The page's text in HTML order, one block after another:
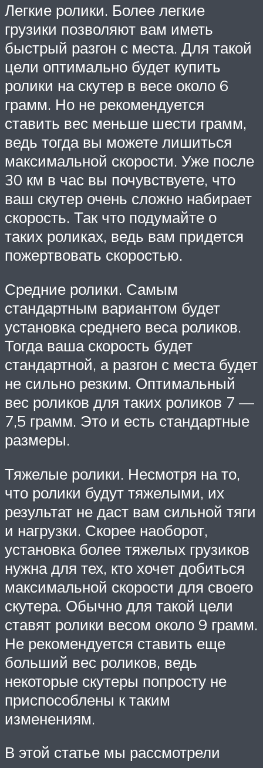
Легкие ролики. Более легкие
грузики позволяют вам иметь
быстрый разгон с места. Для такой
цели оптимально будет купить
ролики на скутер в весе около 6
грамм. Но не рекомендуется
ставить вес меньше шести грамм,
ведь тогда вы можете лишиться
максимальной скорости. Уже после
30 км в час вы почувствуете, что
ваш скутер очень сложно набирает
скорость. Так что подумайте о
таких роликах, ведь вам придется
пожертвовать скоростью.
Средние ролики. Самым
стандартным вариантом будет
установка среднего веса роликов.
Тогда ваша скорость будет
стандартной, а разгон с места будет
не сильно резким. Оптимальный
вес роликов для таких роликов 7 —
7,5 грамм. Это и есть стандартные
размеры.
Тяжелые ролики. Несмотря на то,
что ролики будут тяжелыми, их
результат не даст вам сильной тяги
и нагрузки. Скорее наоборот,
установка более тяжелых грузиков
нужна для тех, кто хочет добиться
максимальной скорости для своего
скутера. Обычно для такой цели
ставят ролики весом около 9 грамм.
Не рекомендуется ставить еще
больший вес роликов, ведь
некоторые скутеры попросту не
приспособлены к таким
изменениям.
В этой статье мы рассмотрели